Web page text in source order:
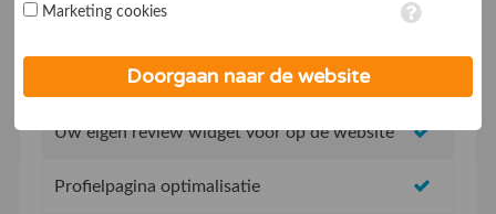
Social Media integratie om uw reviews te delen
Uw eigen review promotie link
Uw eigen review widget voor op de website
Profielpagina optimalisatie
op ieder moment aanpassen in de
. Lees voor meer
Marketing cookies
Doorgaan naar de website